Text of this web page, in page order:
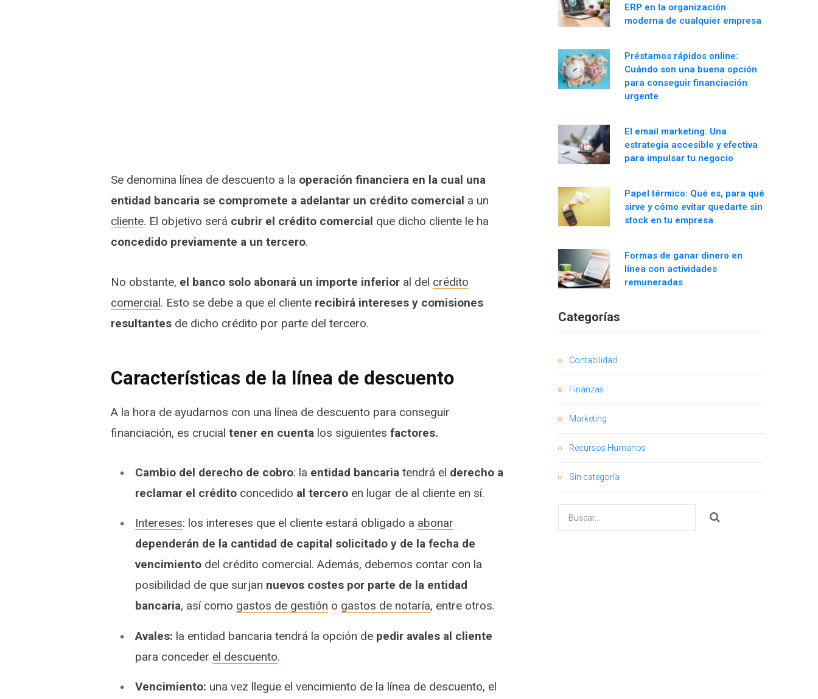
Se denomina línea de descuento a la operación financiera en la cual una
entidad bancaria se compromete a adelantar un crédito comercial a un
cliente. El objetivo será cubrir el crédito comercial que dicho cliente le ha
concedido previamente a un tercero.
No obstante, el banco solo abonará un importe inferioral del crédito
comercial. Esto se debe a que el cliente recibirá intereses y comisiones
resultantesde dicho crédito por parte del tercero.
Características de la línea de descuento
A la hora de ayudarnos con una línea de descuento para conseguir
financiación, es crucial tener en cuentalos siguientes factores.
Cambio del derecho de cobro: la entidad bancariatendrá el derecho a
reclamar el créditoconcedido al terceroen lugar de al cliente en sí.
Intereses: los intereses que el cliente estará obligado a abonar
dependerán de la cantidad de capital solicitado y de la fecha de
vencimientodel crédito comercial. Además, debemos contar con la
posibilidad de que surjan nuevos costes por parte de la entidad
bancaria, así como gastos de gestión o gastos de notaría, entre otros.
Avales: la entidad bancaria tendrá la opción de pedir avales al cliente
para conceder el descuento.
Vencimiento: una vez llegue el vencimiento de la línea de descuento, el
ERP en la organización
moderna de cualquier empresa
Préstamos rápidos online:
Cuándo son una buena opción
para conseguir financiación
urgente
El email marketing: Una
estrategia accesible y efectiva
para impulsar tu negocio
Papel térmico: Qué es, para qué
sirve y cómo evitar quedarte sin
stock en tu empresa
Formas de ganar dinero en
línea con actividades
remuneradas
Categorías
Contabilidad
Finanzas
Marketing
Recursos Humanos
Sin categoría
por: